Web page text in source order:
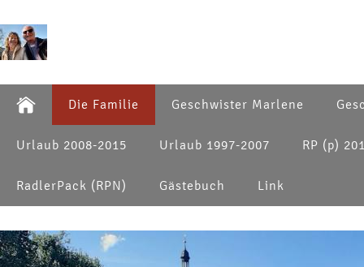
Die Familie Geschwister Marlene
Urlaub 2008-2015 Urlaub 1997-2007 RP (p)
RadlerPack (RPN) Gästebuch Link